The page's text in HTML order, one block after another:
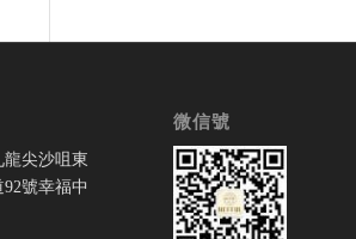
尖沙咀東
號幸福中
微信號